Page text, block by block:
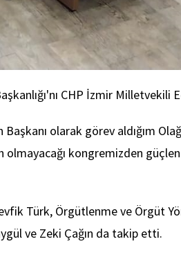
CHP İzmir Milletvekili
olarak görev aldığım
kongremizden
Türk, Örgütlenme ve Örgüt
ve Zeki Çağın da takip etti.